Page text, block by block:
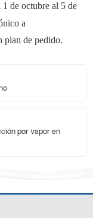
de octubre al 5 de
a
plan de pedido.
por vapor en